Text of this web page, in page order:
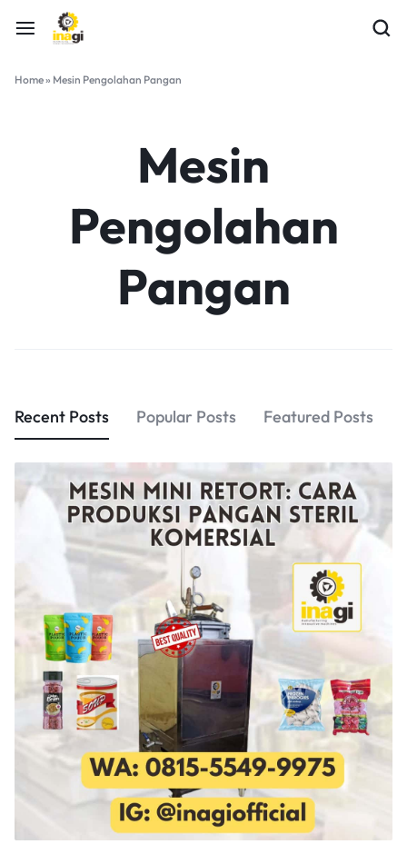
Home» Mesin Pengolahan Pangan
Mesin
Pengolahan
Pangan
Recent Posts Popular Posts Featured Posts